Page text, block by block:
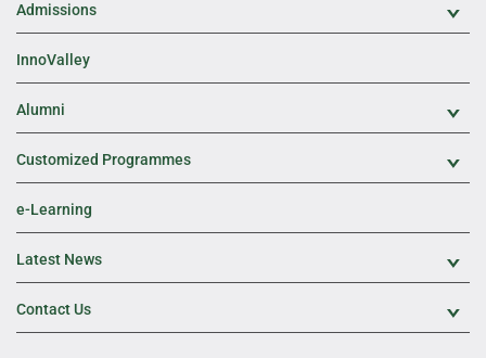
Admissions
InnoValley
Alumni
Customized Programmes
e-Learning
Latest News
Contact Us